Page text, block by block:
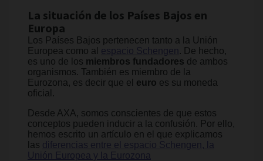
La situación de los Países Bajos en
Europa
Los Países Bajos pertenecen tanto a la Unión
Europea como al espacio Schengen
. De hecho,
es uno de los miembros fundadores de ambos
organismos. También es miembro de la
Eurozona, es decir que el euro es su moneda
oficial.
Desde AXA, somos conscientes de que estos
conceptos pueden inducir a la confusión. Por ello,
hemos escrito un artículo en el que explicamos
las diferencias entre el espacio Schengen, la
Unión Europea y la Eurozona